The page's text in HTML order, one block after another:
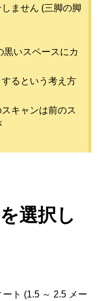
ません (三脚の脚
黒いスペースにカ
るという考え方
キャンは前のス
選択し
ト (1.5 ～ 2.5 メー